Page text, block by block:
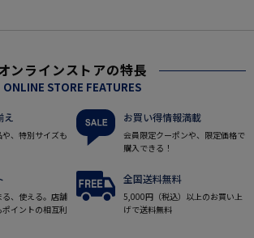
ンラインストアの特長
ONLINE STORE FEATURES
、特別サイズも
お買い得情報満載
会員限定クーポンや、限定価格で
購入できる！
、使える。店舗
イントの相互利
全国送料無料
5,000円（税込）以上のお買い上
げで送料無料